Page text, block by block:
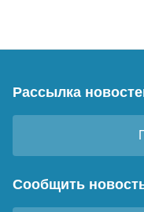
Рассылка
Сообщить